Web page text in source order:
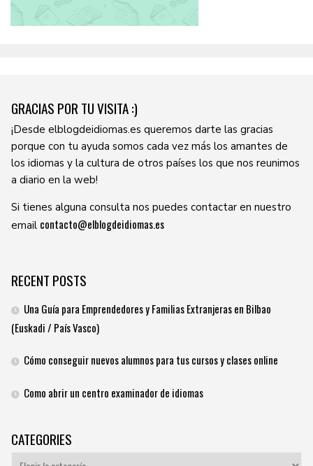
GRACIAS POR TU VISITA :)
¡Desde elblogdeidiomas.es queremos darte las gracias
porque con tu ayuda somos cada vez más los amantes de
los idiomas y la cultura de otros países los que nos reunimos
a diario en la web!
Si tienes alguna consulta nos puedes contactar en nuestro
email contacto@elblogdeidiomas.es
RECENT POSTS
Una Guía para Emprendedores y Familias Extranjeras en Bilbao
(Euskadi / País Vasco)
Cómo conseguir nuevos alumnos para tus cursos y clases online
Como abrir un centro examinador de idiomas
CATEGORIES
Categories